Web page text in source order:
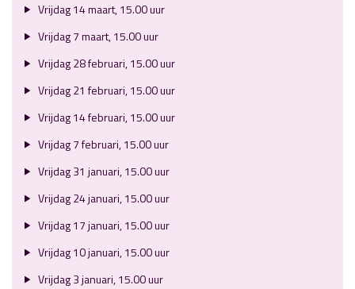
Vrijdag 14 maart, 15.00 uur
Vrijdag 7 maart, 15.00 uur
Vrijdag 28 februari, 15.00 uur
Vrijdag 21 februari, 15.00 uur
Vrijdag 14 februari, 15.00 uur
Vrijdag 7 februari, 15.00 uur
Vrijdag 31 januari, 15.00 uur
Vrijdag 24 januari, 15.00 uur
Vrijdag 17 januari, 15.00 uur
Vrijdag 10 januari, 15.00 uur
Vrijdag 3 januari, 15.00 uur